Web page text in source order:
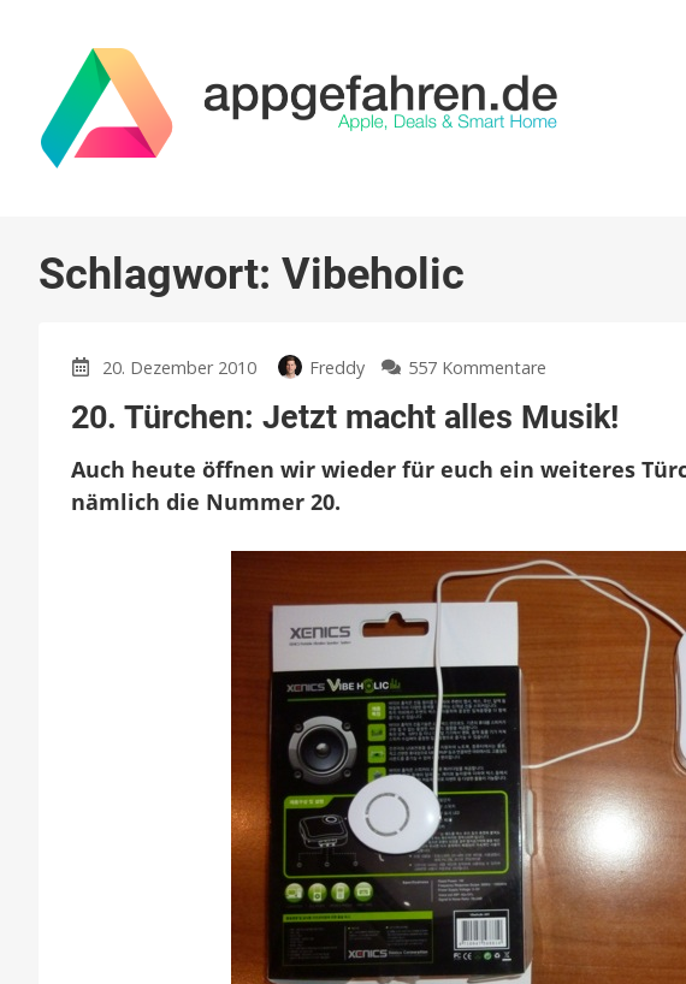
Schlagwort: Vibeholic
20. Dezember 2010 Freddy 557 Kommentare
Türchen:
macht
20. Türchen: Jetzt macht alles Musik!
Auch heute öffnen wir wieder für euch ein weiteres
nämlich die Nummer 20.